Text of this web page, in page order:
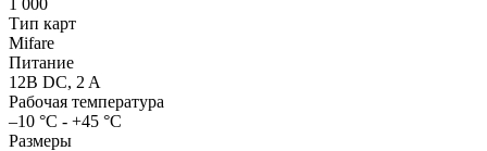
Тип карт
Mifare
Питание
12В DC, 2 A
Рабочая температура
–10 °C - +45 °C
Размеры